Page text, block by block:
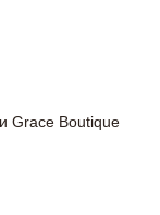
Grace Boutique